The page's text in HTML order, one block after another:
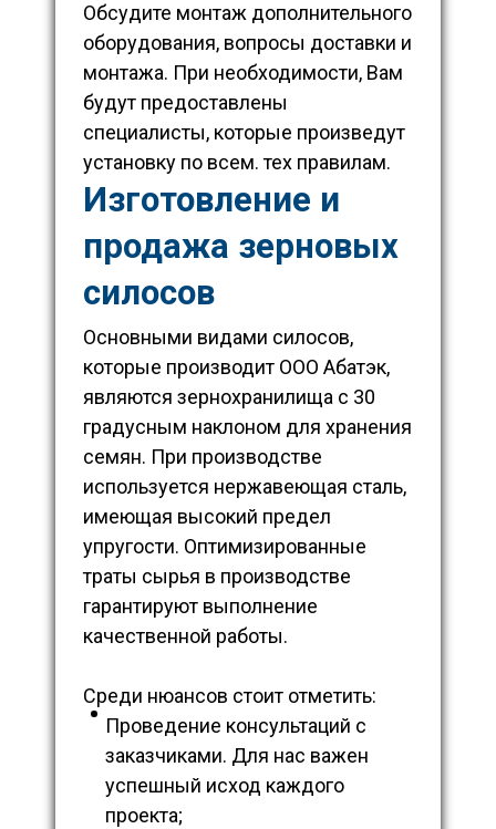
Обсудите монтаж дополнительного
оборудования, вопросы доставки и
монтажа. При необходимости, Вам
будут предоставлены
специалисты, которые произведут
установку по всем. тех правилам.
Изготовление и
продажа зерновых
силосов
Основными видами силосов,
которые производит ООО Абатэк,
являются зернохранилища с 30
градусным наклоном для хранения
семян. При производстве
используется нержавеющая сталь,
имеющая высокий предел
упругости. Оптимизированные
траты сырья в производстве
гарантируют выполнение
качественной работы.
Среди нюансов стоит отметить:
Проведение консультаций с
заказчиками. Для нас важен
успешный исход каждого
проекта;